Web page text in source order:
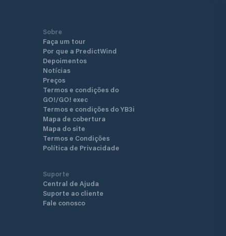
Sobre
Faça um tour
Por que a PredictWind
Depoimentos
Notícias
Preços
Termos e condições do
GO!/GO! exec
Termos e condições do YB3i
Mapa de cobertura
Mapa do site
Termos e Condições
Política de Privacidade
Suporte
Central de Ajuda
Suporte ao cliente
Fale conosco